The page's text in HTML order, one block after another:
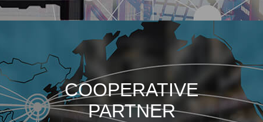
COOPERATIVE
PARTNER